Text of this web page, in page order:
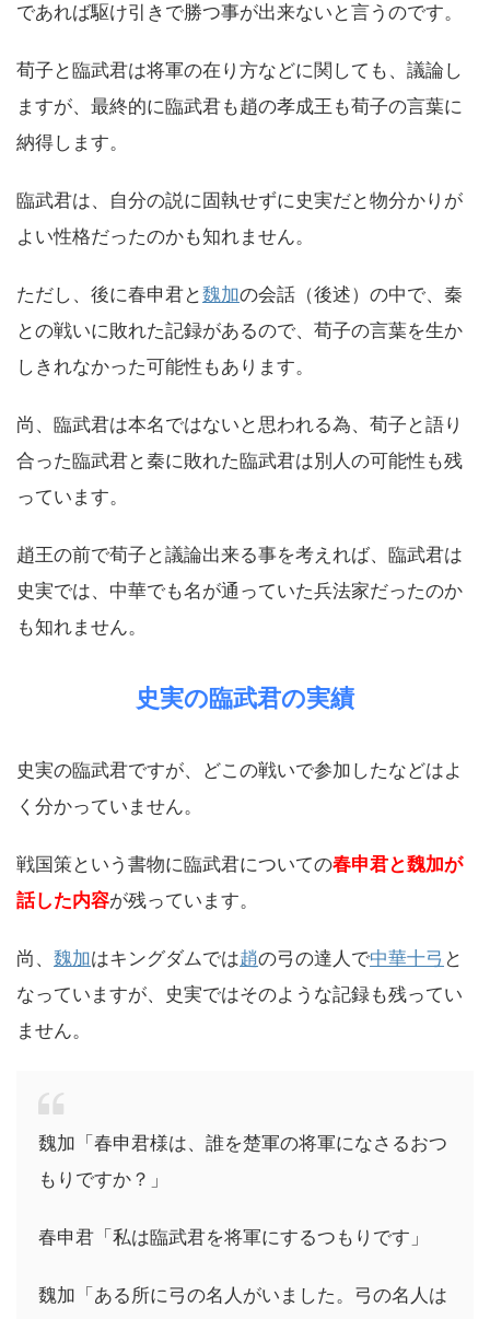
であれば駆け引きで勝つ事が出来ないと言うのです。
荀子と臨武君は将軍の在り方などに関しても、議論し
ますが、最終的に臨武君も趙の孝成王も荀子の言葉に
納得します。
臨武君は、自分の説に固執せずに史実だと物分かりが
よい性格だったのかも知れません。
ただし、後に春申君と魏加の会話（後述）の中で、秦
との戦いに敗れた記録があるので、荀子の言葉を生か
しきれなかった可能性もあります。
尚、臨武君は本名ではないと思われる為、荀子と語り
合った臨武君と秦に敗れた臨武君は別人の可能性も残
っています。
趙王の前で荀子と議論出来る事を考えれば、臨武君は
史実では、中華でも名が通っていた兵法家だったのか
も知れません。
史実の臨武君の実績
史実の臨武君ですが、どこの戦いで参加したなどはよ
く分かっていません。
戦国策という書物に臨武君についての春申君と魏加が
話した内容が残っています。
尚、 魏加はキングダムでは趙の弓の達人で中華十弓 と
なっていますが、史実ではそのような記録も残ってい
ません。
魏加「春申君様は、誰を楚軍の将軍になさるおつ
もりですか？」
春申君「私は臨武君を将軍にするつもりです」
魏加「ある所に弓の名人がいました。弓の名人は